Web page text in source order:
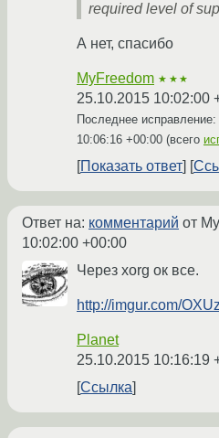
required level of
А нет, спасибо
MyFreedom ★★★
25.10.2015 10:02:00
Последнее
10:06:16 +00:00 (всего
Показать ответ
Ответ на: комментарий от
10:02:00 +00:00
Через xorg ок все.
http://imgur.com/
Planet
25.10.2015 10:16:19
Ссылка